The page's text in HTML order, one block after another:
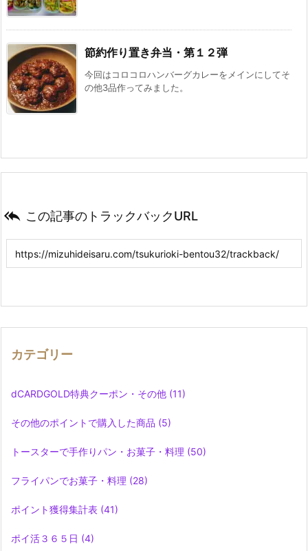
節約作り置き弁当・第１２弾
今回はコロコロハンバーグカレーをメインにしてそ
の他3品作ってみました。
 この記事のトラックバックURL
カテゴリー
dCARDGOLD特典クーポン・その他 (11)
その他のポイントで購入した商品 (5)
トースターで手作りパン・お菓子・料理 (50)
フライパンでお菓子・料理 (28)
ポイント獲得集計表 (41)
ポイ活３６５日 (4)